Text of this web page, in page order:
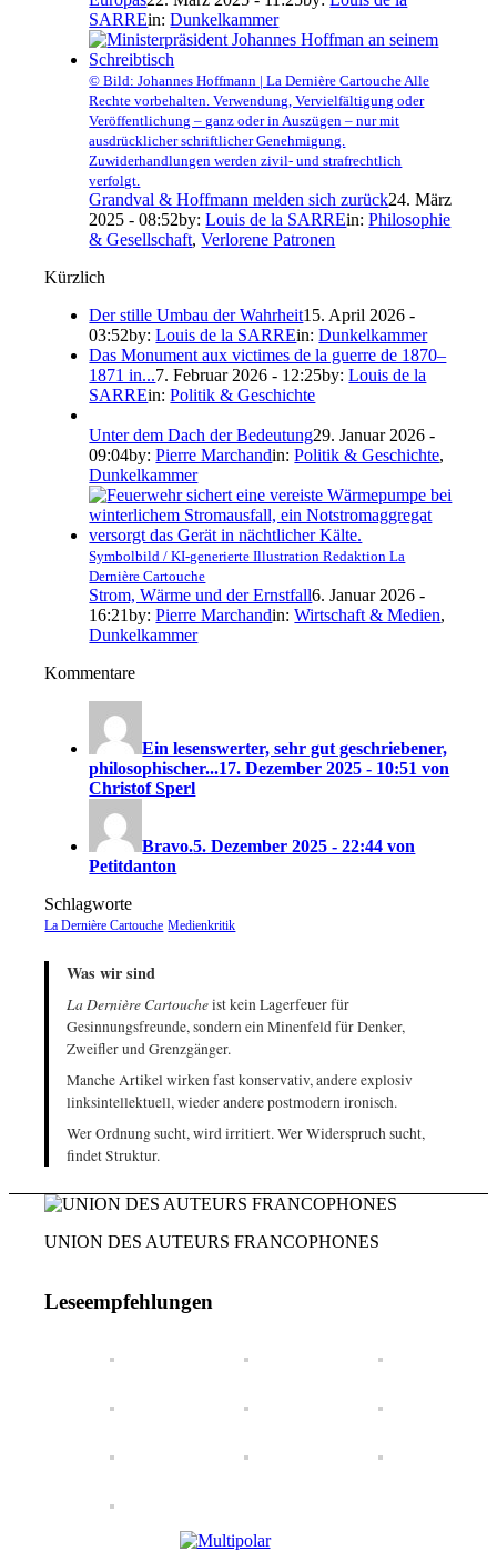
SARREin:Dunkelkammer
© Bild: Johannes Hoffmann | La Dernière Cartouche Alle
Rechte vorbehalten. Verwendung, Vervielfältigung oder
Veröffentlichung – ganz oder in Auszügen – nur mit
ausdrücklicher schriftlicher Genehmigung.
Zuwiderhandlungen werden zivil- und strafrechtlich
verfolgt.
Grandval & Hoffmann melden sich zurück24. März
2025 - 08:52by:Louis de la SARREin:Philosophie
& Gesellschaft,Verlorene Patronen
Kürzlich
Der stille Umbau der Wahrheit15. April 2026 -
03:52by:Louis de la SARREin:Dunkelkammer
Das Monument aux victimes de la guerre de 1870–
1871 in...7. Februar 2026 - 12:25by:Louis de la
SARREin:Politik & Geschichte
Unter dem Dach der Bedeutung29. Januar 2026 -
09:04by:Pierre Marchandin:Politik & Geschichte,
Dunkelkammer
Symbolbild / KI-generierte Illustration Redaktion La
Dernière Cartouche
Strom, Wärme und der Ernstfall6. Januar 2026 -
16:21by:Pierre Marchandin:Wirtschaft & Medien,
Dunkelkammer
Kommentare
Ein lesenswerter, sehr gut geschriebener,
philosophischer...17. Dezember 2025 - 10:51 von
Christof Sperl
Bravo.5. Dezember 2025 - 22:44 von
Petitdanton
Schlagworte
La Dernière Cartouche Medienkritik
Was wir sind
La Dernière Cartoucheist kein Lagerfeuer für
Gesinnungsfreunde, sondern ein Minenfeld für Denker,
Zweifler und Grenzgänger.
Manche Artikel wirken fast konservativ, andere explosiv
linksintellektuell, wieder andere postmodern ironisch.
Wer Ordnung sucht, wird irritiert. Wer Widerspruch sucht,
findet Struktur.
UNION DES AUTEURS FRANCOPHONES
Leseempfehlungen